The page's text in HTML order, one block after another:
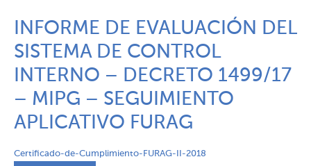
INFORME DE EVALUACIÓN DEL
SISTEMA DE CONTROL
INTERNO – DECRETO 1499/17
– MIPG – SEGUIMIENTO
APLICATIVO FURAG
Certificado-de-Cumplimiento-FURAG-II-2018